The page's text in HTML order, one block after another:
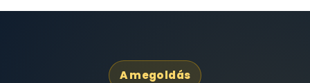
A megoldás